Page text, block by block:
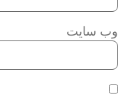
وب‌ سایت